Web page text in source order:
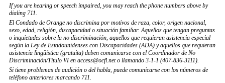
If you are hearing or speech impaired, you may reach the phone numbers above by
dialing 711.
El Condado de Orange no discrimina por motivos de raza, color, origen nacional,
sexo, edad, religión, discapacidad o situación familiar. Aquellos que tengan preguntas
o inquietudes sobre la no discriminación, aquellos que requieran asistencia especial
según la Ley de Estadounidenses con Discapacidades (ADA) y aquellos que requieran
asistencia lingüística (gratuita) deben comunicarse con el Coordinador de No
Discriminación/Título VI en access@ocfl.net o llamando 3-1-1 (407-836-3111).
Si tiene problemas de audición o del habla, puede comunicarse con los números de
teléfono anteriores marcando 711.